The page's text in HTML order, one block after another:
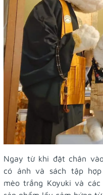
Ngay từ khi đặt chân
có ảnh và sách tập
mèo trắng Koyuki và